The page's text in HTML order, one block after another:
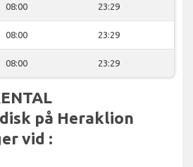
08:00 23:29
08:00 23:29
08:00 23:29
på Heraklion
vid :